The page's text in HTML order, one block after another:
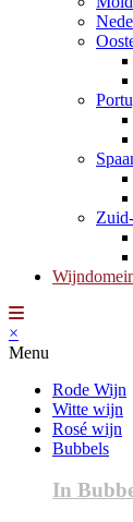
×
Menu
Rode Wijn
Witte wijn
Rosé wijn
Bubbels
In